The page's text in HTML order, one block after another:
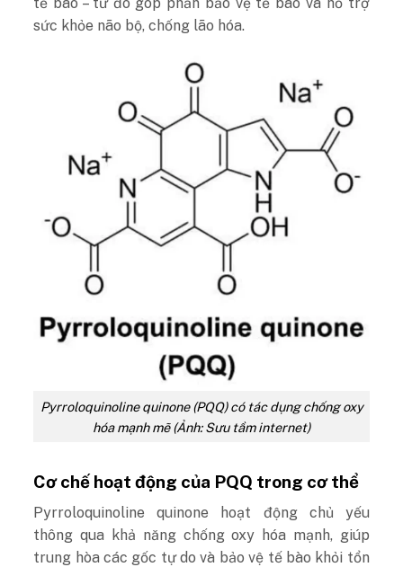
sức khỏe não bộ, chống lão hóa.
Pyrroloquinoline quinone (PQQ) có tác dụng chống oxy
hóa mạnh mẽ (Ảnh: Sưu tầm internet)
Cơ chế hoạt động của PQQ trong cơ thể
Pyrroloquinoline quinone hoạt động chủ yếu
thông qua khả năng chống oxy hóa mạnh, giúp
trung hòa các gốc tự do và bảo vệ tế bào khỏi tổn